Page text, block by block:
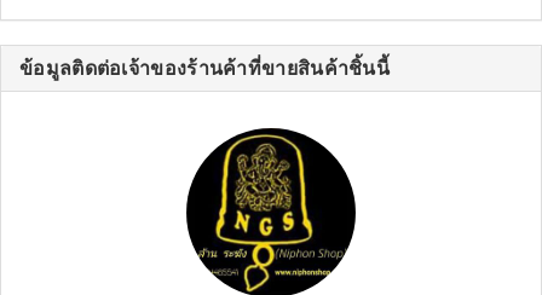
ข้อมูลติดต่อเจ้าของร้านค้าที่ขายสินค้าชิ้นนี้